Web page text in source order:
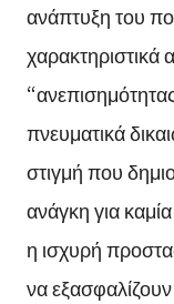
ανάπτυξη του
χαρακτηριστικά
πνευματικά
στιγμή που
ανάγκη για
η ισχυρή
να